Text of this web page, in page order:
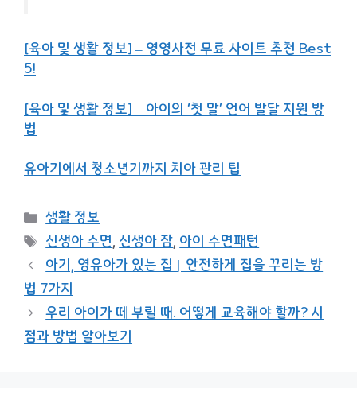
[육아 및 생활 정보] – 영영사전 무료 사이트 추천 Best
5!
[육아 및 생활 정보] – 아이의 ‘첫 말’ 언어 발달 지원 방
법
유아기에서 청소년기까지 치아 관리 팁
카
테
고
리
생활 정보
태
그
신생아 수면, 신생아 잠, 아이 수면패턴
아기, 영유아가 있는 집│안전하게 집을 꾸리는 방
법 7가지
우리 아이가 떼 부릴 때. 어떻게 교육해야 할까? 시
점과 방법 알아보기